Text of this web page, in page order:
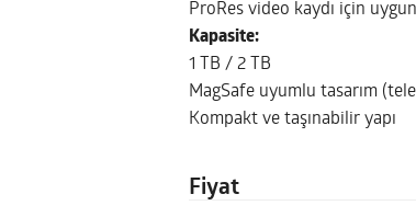
ProRes video kaydı için
Kapasite:
1 TB / 2 TB
MagSafe uyumlu tasarım
Kompakt ve taşınabilir yapı
Fiyat